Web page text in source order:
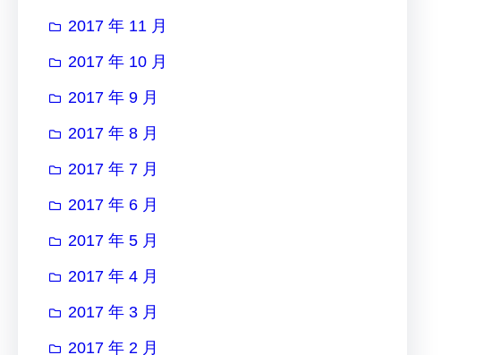
2017 年 11 月
2017 年 10 月
2017 年 9 月
2017 年 8 月
2017 年 7 月
2017 年 6 月
2017 年 5 月
2017 年 4 月
2017 年 3 月
2017 年 2 月